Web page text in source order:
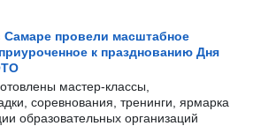
Самаре провели масштабное
к празднованию Дня
мастер-классы,
соревнования, тренинги, ярмарка
образовательных организаций